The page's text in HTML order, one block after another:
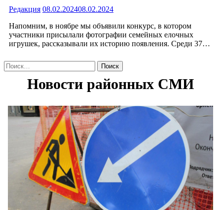
Редакция 08.02.202408.02.2024
Напомним, в ноябре мы объявили конкурс, в котором
участники присылали фотографии семейных елочных
игрушек, рассказывали их историю появления. Среди 37…
Найти: